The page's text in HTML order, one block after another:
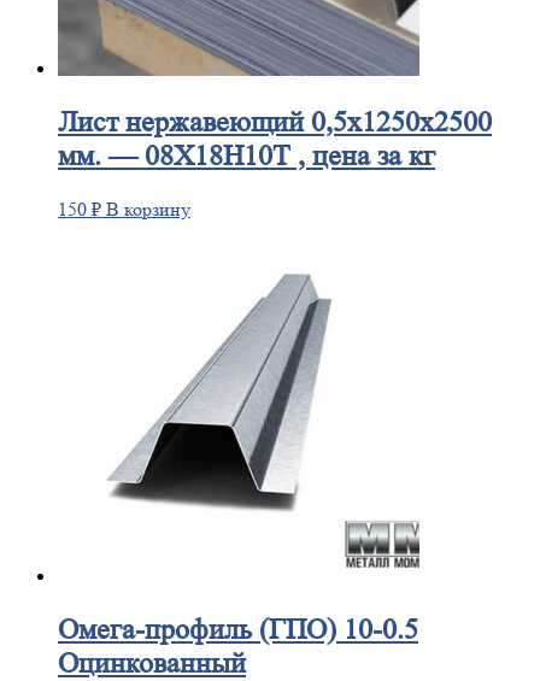
Листнержавеющий 0,5x1250x2500
мм. — 08Х18Н10Т , цена за кг
150 ₽ В корзину
Омега-профиль(ГПО) 10-0.5
Оцинкованный